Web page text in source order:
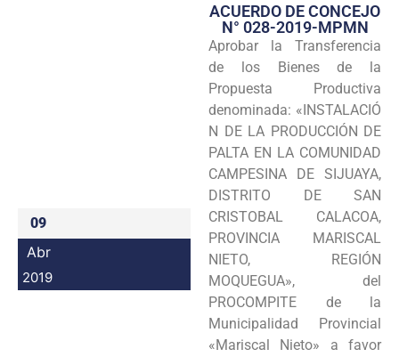
Transparencia
Programas
Intranet
09
Abr
2019
ACUERDO DE CONCEJO
N° 028-2019-MPMN
Aprobar la Transferencia
de los Bienes de la
Propuesta Productiva
denominada: «INSTALACIÓ
N DE LA PRODUCCIÓN DE
PALTA EN LA COMUNIDAD
CAMPESINA DE SIJUAYA,
DISTRITO DE SAN
CRISTOBAL CALACOA,
PROVINCIA MARISCAL
NIETO, REGIÓN
MOQUEGUA», del
PROCOMPITE de la
Municipalidad Provincial
«Mariscal Nieto» a favor